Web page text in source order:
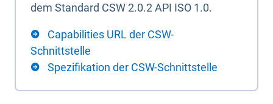
dem Standard CSW 2.0.2 API ISO 1.0.
Capabilities URL der CSW-
Schnittstelle
Spezifikation der CSW-Schnittstelle